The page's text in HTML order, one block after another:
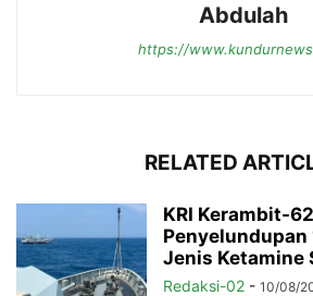
Abdulah
https://
RELATED
KRI Kerambit-
Penyelundupan
Jenis Ketamine
Redaksi-02 - 10/08/